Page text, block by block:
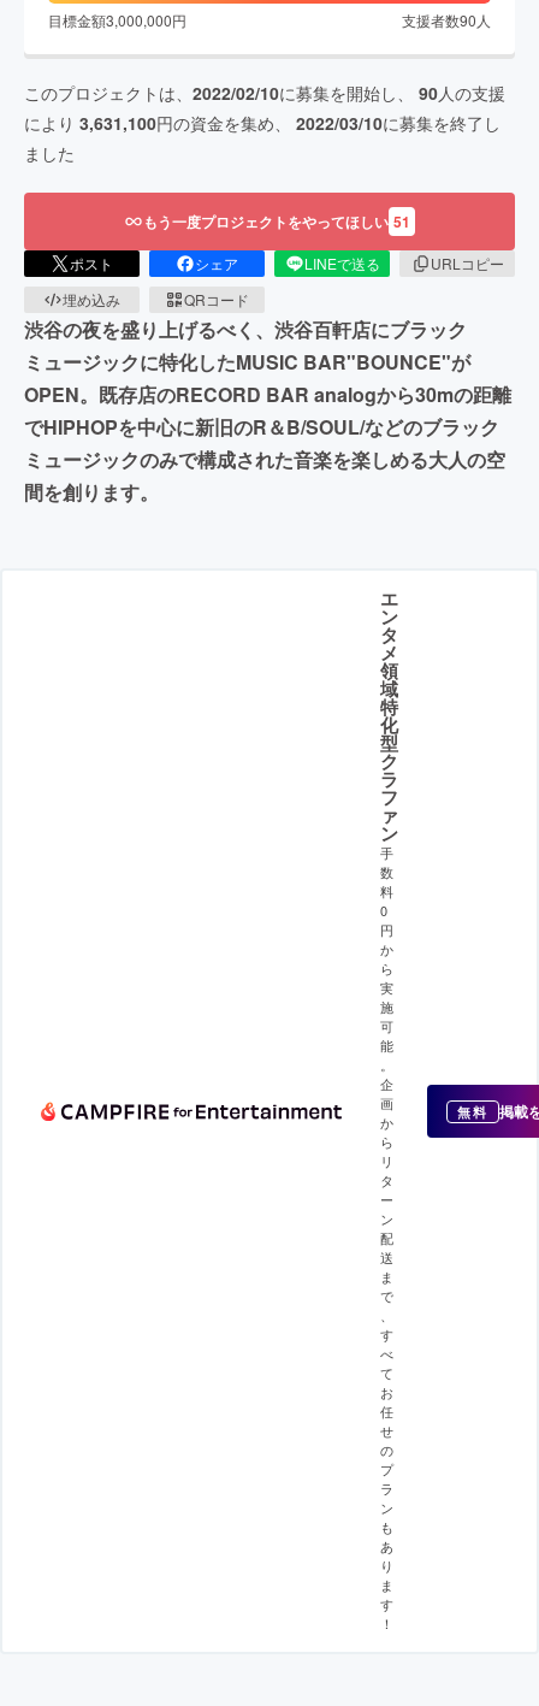
目標金額3,000,000円 支援者数90 人
このプロジェクトは、 2022/02/10に募集を開始し、 90人の支援
により 3,631,100円の資金を集め、 2022/03/10に募集を終了し
ました
もう一度プロジェクトをやってほしい 51
ポスト シェア LINEで送る
URLコピー
埋め込み
QRコード
渋谷の夜を盛り上げるべく、渋谷百軒店にブラック
ミュージックに特化したMUSIC BAR"BOUNCE"が
OPEN。既存店のRECORD BAR analogから30mの距離
でHIPHOPを中心に新旧のR＆B/SOUL/などのブラック
ミュージックのみで構成された音楽を楽しめる大人の空
間を創ります。
エ
ン
タ
メ
領
域
特
化
型
ク
ラ
フ
ァ
ン
手
数
料
0
円
か
ら
実
施
可
能
企
画
か
ら
リ
タ
ー
ン
配
送
ま
で
す
べ
て
お
任
せ
の
プ
ラ
ン
も
あ
り
ま
す
！
無料 掲載